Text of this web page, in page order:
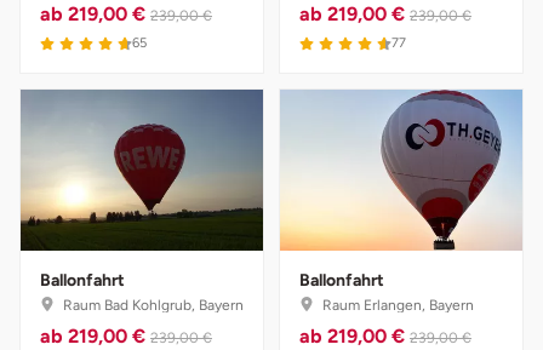
ab 219,00 € 239,00 €
4.7 von 5
65
ab 219,00 € 239,00 €
4.6 von 5
77
Ballonfahrt
Raum Bad Kohlgrub, Bayern
ab 219,00 € 239,00 €
Ballonfahrt
Raum Erlangen, Bayern
ab 219,00 € 239,00 €